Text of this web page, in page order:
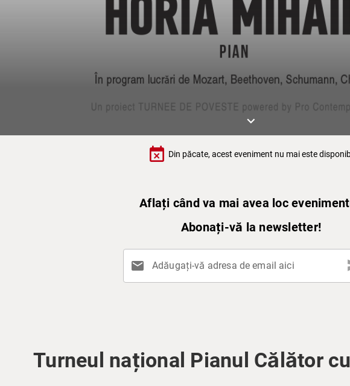
keyboard_arrow_down
event_busy Din păcate, acest eveniment nu mai este
Aflați când va mai avea loc
Abonați-vă la newsletter!
mail Adăugați-vă adresa de email aici
Turneul național Pianul Călător